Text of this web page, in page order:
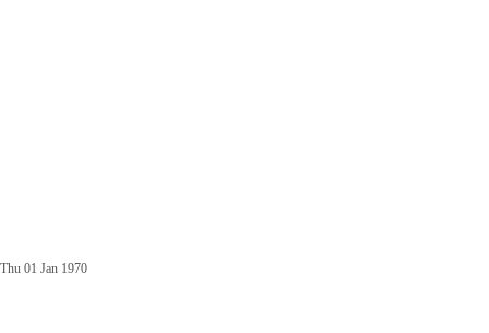
Thu 01 Jan 1970